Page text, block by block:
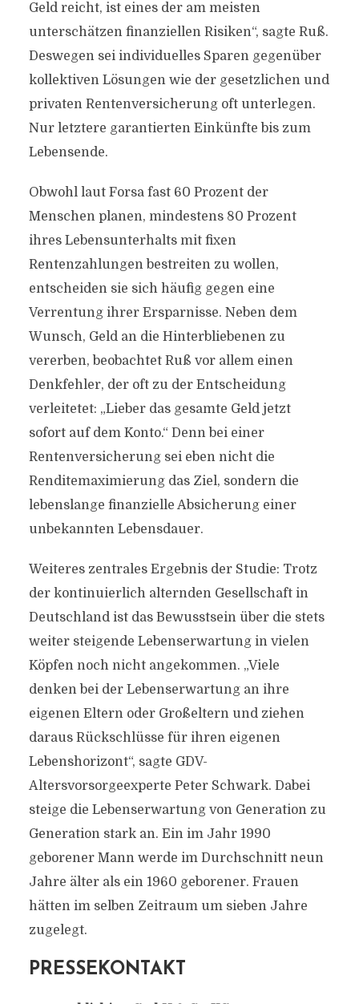
Geld reicht, ist eines der am meisten
unterschätzen finanziellen Risiken“, sagte Ruß.
Deswegen sei individuelles Sparen gegenüber
kollektiven Lösungen wie der gesetzlichen und
privaten Rentenversicherung oft unterlegen.
Nur letztere garantierten Einkünfte bis zum
Lebensende.
Obwohl laut Forsa fast 60 Prozent der
Menschen planen, mindestens 80 Prozent
ihres Lebensunterhalts mit fixen
Rentenzahlungen bestreiten zu wollen,
entscheiden sie sich häufig gegen eine
Verrentung ihrer Ersparnisse. Neben dem
Wunsch, Geld an die Hinterbliebenen zu
vererben, beobachtet Ruß vor allem einen
Denkfehler, der oft zu der Entscheidung
verleitetet: „Lieber das gesamte Geld jetzt
sofort auf dem Konto.“ Denn bei einer
Rentenversicherung sei eben nicht die
Renditemaximierung das Ziel, sondern die
lebenslange finanzielle Absicherung einer
unbekannten Lebensdauer.
Weiteres zentrales Ergebnis der Studie: Trotz
der kontinuierlich alternden Gesellschaft in
Deutschland ist das Bewusstsein über die stets
weiter steigende Lebenserwartung in vielen
Köpfen noch nicht angekommen. „Viele
denken bei der Lebenserwartung an ihre
eigenen Eltern oder Großeltern und ziehen
daraus Rückschlüsse für ihren eigenen
Lebenshorizont“, sagte GDV-
Altersvorsorgeexperte Peter Schwark. Dabei
steige die Lebenserwartung von Generation zu
Generation stark an. Ein im Jahr 1990
geborener Mann werde im Durchschnitt neun
Jahre älter als ein 1960 geborener. Frauen
hätten im selben Zeitraum um sieben Jahre
zugelegt.
PRESSEKONTAKT